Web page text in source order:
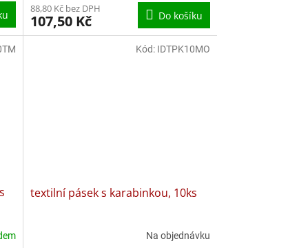
88,80 Kč bez DPH
107,50 Kč Do košíku
textilní pásek s karabinkou, 10ks
Na objednávku
Kód: IDTPK10MO